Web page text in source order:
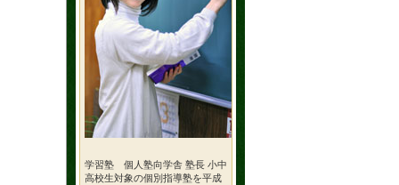
学習塾 個人塾向学舎 塾長 小中
高校生対象の個別指導塾を平成